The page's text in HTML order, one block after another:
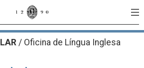
/ Oficina de Língua Inglesa